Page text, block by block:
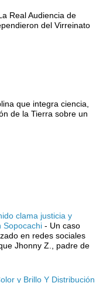
Real Audiencia de
del Virreinato
que integra ciencia,
de la Tierra sobre un
clama justicia y
Sopocachi - Un caso
en redes sociales
Jhonny Z., padre de
y Brillo Y Distribución